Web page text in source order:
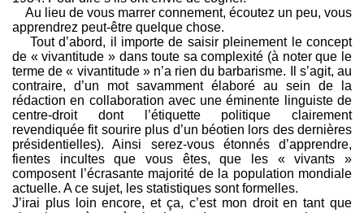
Au lieu de vous marrer connement, écoutez un peu, vous
apprendrez peut-être quelque chose.
Tout d’abord, il importe de saisir pleinement le concept
de « vivantitude » dans toute sa complexité (à noter que le
terme de « vivantitude » n’a rien du barbarisme. Il s’agit, au
contraire, d’un mot savamment élaboré au sein de la
rédaction en collaboration avec une éminente linguiste de
centre-droit dont l’étiquette politique clairement
revendiquée fit sourire plus d’un béotien lors des dernières
présidentielles). Ainsi serez-vous étonnés d’apprendre,
fientes incultes que vous êtes, que les « vivants »
composent l’écrasante majorité de la population mondiale
actuelle. A ce sujet, les statistiques sont formelles.
J’irai plus loin encore, et ça, c’est mon droit en tant que